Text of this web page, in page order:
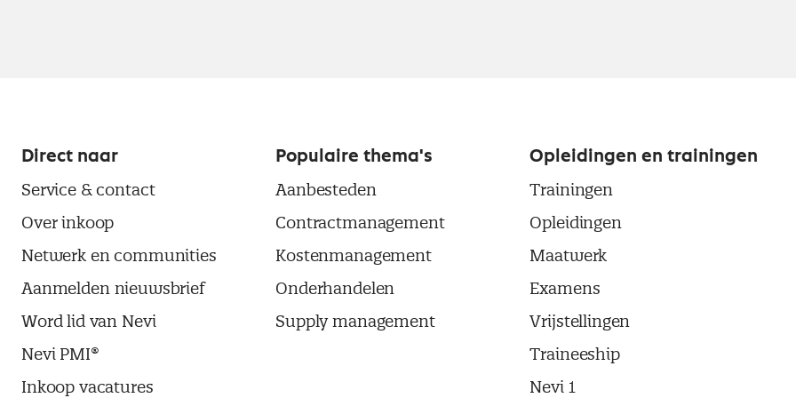
Direct naar
Service & contact
Over inkoop
Netwerk en communities
Aanmelden nieuwsbrief
Word lid van Nevi
Nevi PMI®
Inkoop vacatures
Populaire thema's
Aanbesteden
Contractmanagement
Kostenmanagement
Onderhandelen
Supply management
Opleidingen en trainingen
Trainingen
Opleidingen
Maatwerk
Examens
Vrijstellingen
Traineeship
Nevi 1